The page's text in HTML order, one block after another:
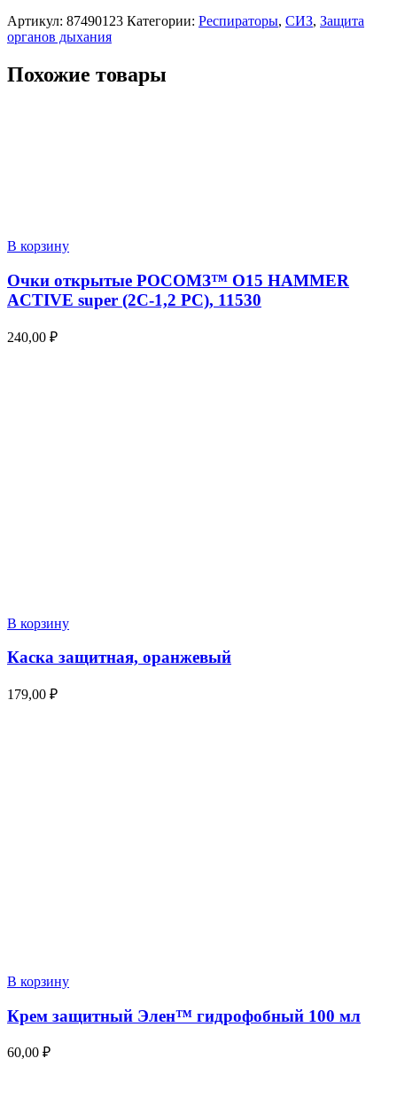
Артикул: 87490123 Категории: Респираторы, СИЗ, Защита
органов дыхания
Похожие товары
В корзину
Очки открытые РОСОМЗ™ О15 HAMMER
ACTIVE super (2С-1,2 PC), 11530
240,00 ₽
В корзину
Каска защитная, оранжевый
179,00 ₽
В корзину
Крем защитный Элен™ гидрофобный 100 мл
60,00 ₽